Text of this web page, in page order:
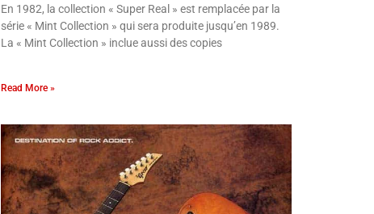
En 1982, la collection « Super Real » est remplacée par la
série « Mint Collection » qui sera produite jusqu’en 1989.
La « Mint Collection » inclue aussi des copies
Read More »